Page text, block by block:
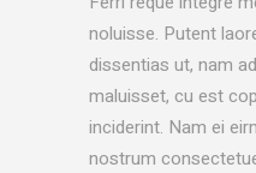
noluisse. Putent
dissentias ut, nam
maluisset, cu est
inciderint. Nam ei
nostrum